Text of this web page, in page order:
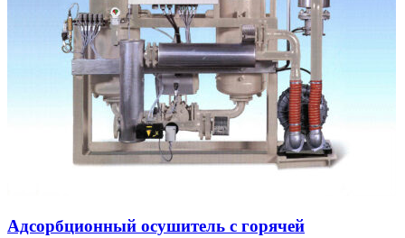
Адсорбционный осушитель c горячей